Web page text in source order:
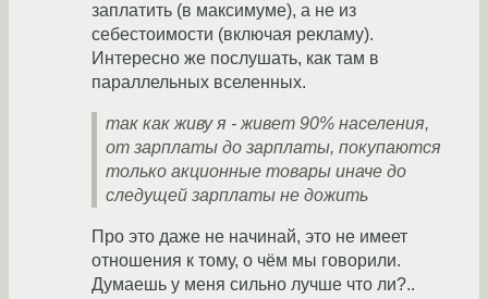
заплатить (в максимуме), а не из
себестоимости (включая рекламу).
Интересно же послушать, как там в
параллельных вселенных.
так как живу я - живет 90% населения,
от зарплаты до зарплаты, покупаются
только акционные товары иначе до
следущей зарплаты не дожить
Про это даже не начинай, это не имеет
отношения к тому, о чём мы говорили.
Думаешь у меня сильно лучше что ли?..